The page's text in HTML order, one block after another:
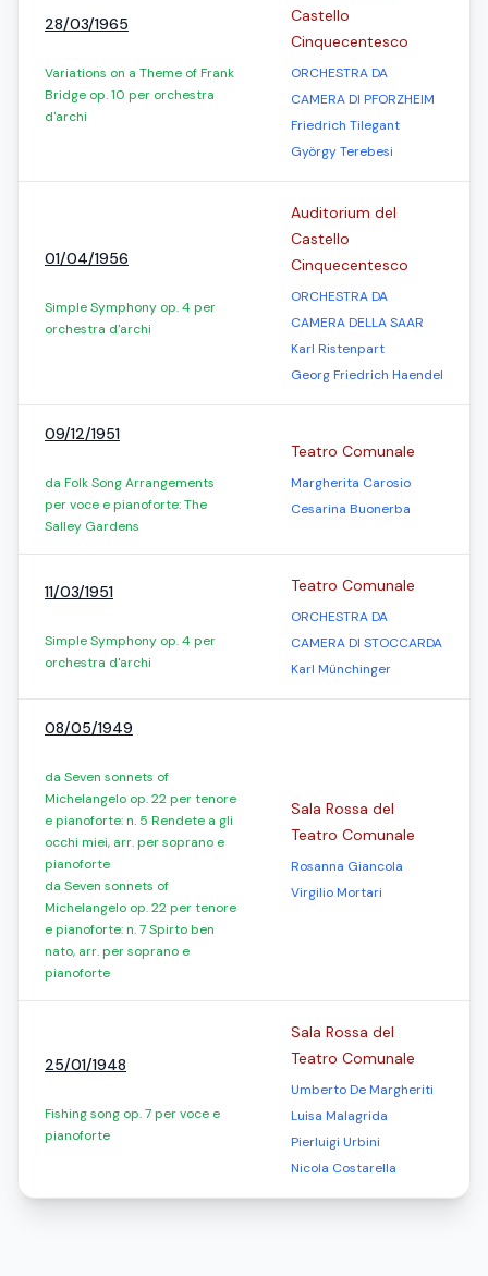
28/03/1965
Variations on a Theme of Frank
Bridge op. 10 per orchestra
d'archi
Castello
Cinquecentesco
ORCHESTRA DA
CAMERA DI PFORZHEIM
Friedrich Tilegant
György Terebesi
01/04/1956
Simple Symphony op. 4 per
orchestra d'archi
Auditorium del
Castello
Cinquecentesco
ORCHESTRA DA
CAMERA DELLA SAAR
Karl Ristenpart
Georg Friedrich Haendel
09/12/1951
da Folk Song Arrangements
per voce e pianoforte: The
Salley Gardens
Teatro Comunale
Margherita Carosio
Cesarina Buonerba
11/03/1951
Simple Symphony op. 4 per
orchestra d'archi
Teatro Comunale
ORCHESTRA DA
CAMERA DI STOCCARDA
Karl Münchinger
08/05/1949
da Seven sonnets of
Michelangelo op. 22 per tenore
e pianoforte: n. 5 Rendete a gli
occhi miei, arr. per soprano e
pianoforte
da Seven sonnets of
Michelangelo op. 22 per tenore
e pianoforte: n. 7 Spirto ben
nato, arr. per soprano e
pianoforte
Sala Rossa del
Teatro Comunale
Rosanna Giancola
Virgilio Mortari
25/01/1948
Fishing song op. 7 per voce e
pianoforte
Sala Rossa del
Teatro Comunale
Umberto De Margheriti
Luisa Malagrida
Pierluigi Urbini
Nicola Costarella